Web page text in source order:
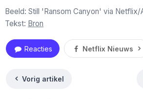
Beeld: Still 'Ransom Canyon' via Netflix/
Tekst: Bron
Reacties Netflix Nieuws
Vorig artikel